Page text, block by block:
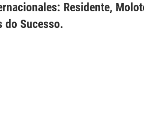
Residente,
do Sucesso.